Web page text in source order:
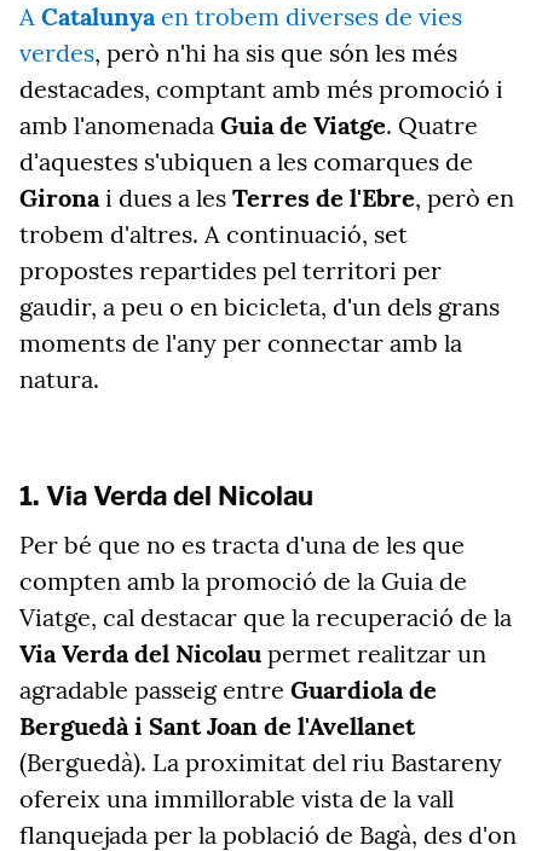
A Catalunyaen trobem diverses de vies
verdes, però n'hi ha sis que són les més
destacades, comptant amb més promoció i
amb l'anomenada Guia de Viatge. Quatre
d'aquestes s'ubiquen a les comarques de
Gironai dues a les Terres de l'Ebre, però en
trobem d'altres. A continuació, set
propostes repartides pel territori per
gaudir, a peu o en bicicleta, d'un dels grans
moments de l'any per connectar amb la
natura.
1. Via Verda del Nicolau
Per bé que no es tracta d'una de les que
compten amb la promoció de la Guia de
Viatge, cal destacar que la recuperació de la
Via Verda del Nicolau permet realitzar un
agradable passeig entre Guardiola de
Berguedà i Sant Joan de l'Avellanet
(Berguedà). La proximitat del riu Bastareny
ofereix una immillorable vista de la vall
flanquejada per la població de Bagà, des d'on